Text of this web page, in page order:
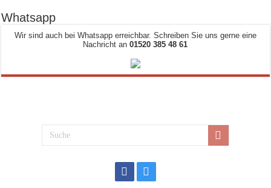
Whatsapp
Wir sind auch bei Whatsapp erreichbar. Schreiben Sie uns gerne eine
Nachricht an01520 385 48 61